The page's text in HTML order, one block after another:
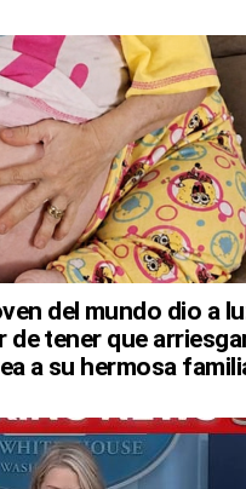
del mundo dio a
de tener que
a su hermosa